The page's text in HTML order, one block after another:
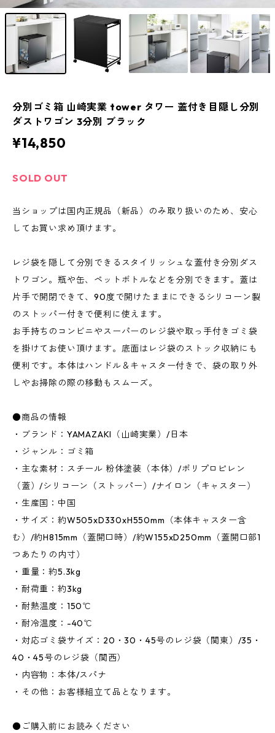
分別ゴミ箱 山崎実業 tower タワー 蓋付き目隠し分別
ダストワゴン 3分別 ブラック
¥14,850
SOLD OUT
当ショップは国内正規品（新品）のみ取り扱いのため、安心
してお買い求め頂けます。
レジ袋を隠して分別できるスタイリッシュな蓋付き分別ダス
トワゴン。瓶や缶、ペットボトルなどを分別できます。蓋は
片手で開閉できて、90度で開けたままにできるシリコーン製
のストッパー付きで便利に使えます。
お手持ちのコンビニやスーパーのレジ袋や取っ手付きゴミ袋
を掛けてお使い頂けます。底面はレジ袋のストック収納にも
便利です。本体はハンドル＆キャスター付きで、袋の取り外
しやお掃除の際の移動もスムーズ。
●商品の情報
・ブランド：YAMAZAKI（山崎実業）/日本
・ジャンル：ゴミ箱
・主な素材：スチール 粉体塗装（本体）/ポリプロピレン
（蓋）/シリコーン（ストッパー）/ナイロン（キャスター）
・生産国：中国
・サイズ：約W505xD330xH550mm（本体キャスター含
む）/約H815mm（蓋開口時）/約W155xD250mm（蓋開口部1
つあたりの内寸）
・重量：約5.3kg
・耐荷重：約3kg
・耐熱温度：150℃
・耐冷温度：-40℃
・対応ゴミ袋サイズ：20・30・45号のレジ袋（関東）/35・
40・45号のレジ袋（関西）
・内容物：本体/スパナ
・その他：お客様組立て品となります。
●ご購入前にお読みください